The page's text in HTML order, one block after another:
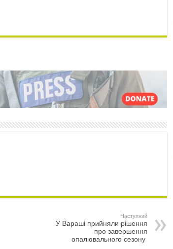
Наступний
У Вараші прийняли рішення
про завершення
опалювального сезону